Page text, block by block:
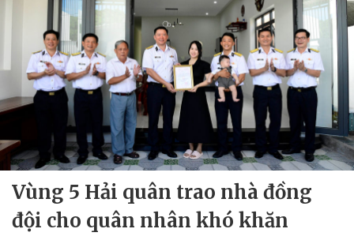
Vùng 5 Hải quân trao nhà đồng
đội cho quân nhân khó khăn